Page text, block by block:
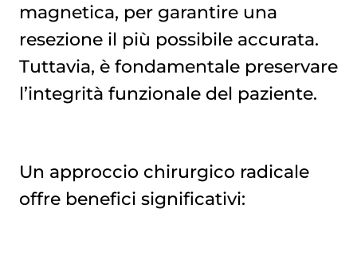
magnetica, per garantire una
resezione il più possibile accurata.
Tuttavia, è fondamentale preservare
l’integrità funzionale del paziente.
Un approccio chirurgico radicale
offre benefici significativi: